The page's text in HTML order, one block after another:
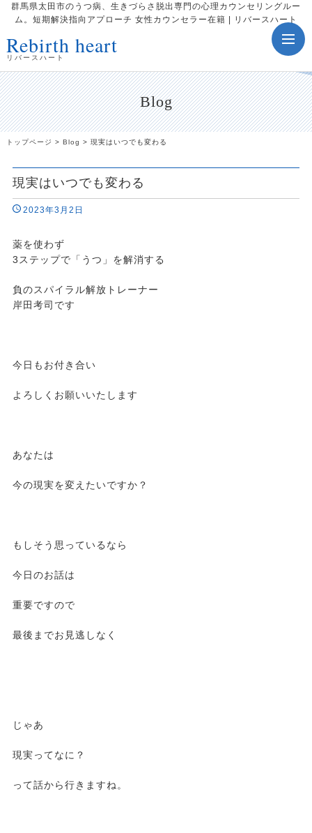
群馬県太田市のうつ病、生きづらさ脱出専門の心理カウンセリングルー
ム。短期解決指向アプローチ 女性カウンセラー在籍 | リバースハート
Rebirth heart
リバースハート
Blog
トップページ > Blog > 現実はいつでも変わる
現実はいつでも変わる
2023年3月2日
薬を使わず
3ステップで「うつ」を解消する
負のスパイラル解放トレーナー
岸田考司です
今日もお付き合い
よろしくお願いいたします
あなたは
今の現実を変えたいですか？
もしそう思っているなら
今日のお話は
重要ですので
最後までお見逃しなく
じゃあ
現実ってなに？
って話から行きますね。
toggle